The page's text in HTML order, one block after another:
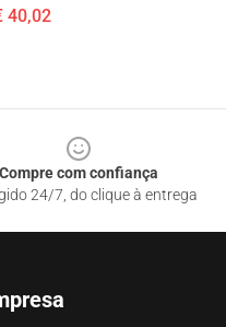
40,02
Compre com confiança
24/7, do clique à entrega